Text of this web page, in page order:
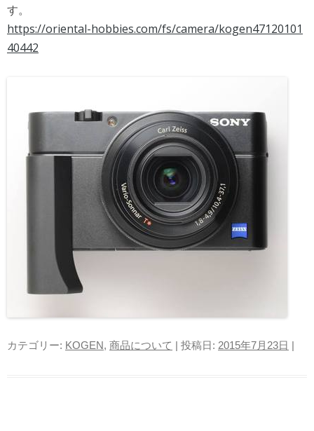
す。
https://oriental-hobbies.com/fs/camera/kogen47120101
40442
カテゴリー: KOGEN, 商品について | 投稿日: 2015年7月23日